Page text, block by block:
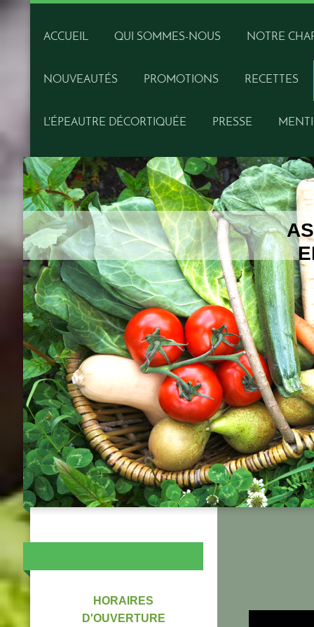
ACCUEIL QUI SOMMES-NOUS NOTRE
NOUVEAUTÉS PROMOTIONS RECETTES
L'ÉPEAUTRE DÉCORTIQUÉE PRESSE
HORAIRES
D'OUVERTURE